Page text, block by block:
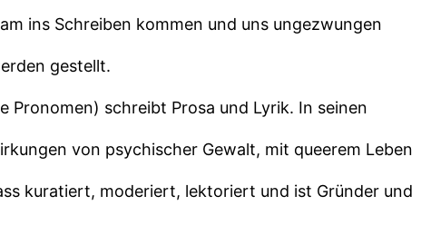
ins Schreiben kommen und uns ungezwungen
gestellt.
Pronomen) schreibt Prosa und Lyrik. In seinen
von psychischer Gewalt, mit queerem Leben
kuratiert, moderiert, lektoriert und ist Gründer und